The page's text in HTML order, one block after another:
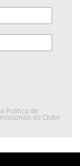
Política de
do Clube